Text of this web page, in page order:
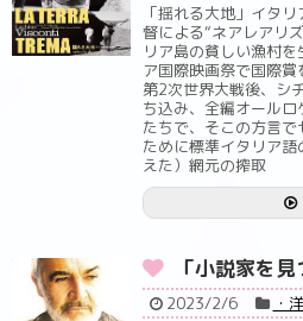
「揺れる大地」イタ
督による“ネアレアリ
リア島の貧しい漁村
ア国際映画祭で国際
第2次世界大戦後、シ
ち込み、全編オール
たちで、そこの方言
ために標準イタリア
えた）網元の搾取
「小説家を見
2023/2/6 ・